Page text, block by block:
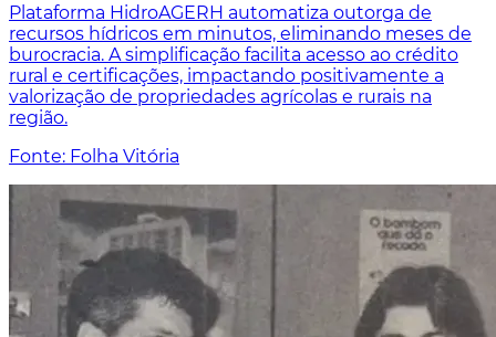
Plataforma HidroAGERH automatiza outorga de
recursos hídricos em minutos, eliminando meses de
burocracia. A simplificação facilita acesso ao crédito
rural e certificações, impactando positivamente a
valorização de propriedades agrícolas e rurais na
região.
Fonte: Folha Vitória